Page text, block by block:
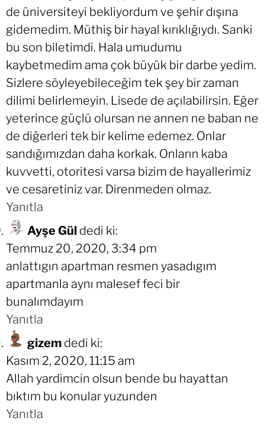
de üniversiteyi bekliyordum ve şehir dışına
gidemedim. Müthiş bir hayal kırıklığıydı. Sanki
bu son biletimdi. Hala umudumu
kaybetmedim ama çok büyük bir darbe yedim.
Sizlere söyleyebileceğim tek şey bir zaman
dilimi belirlemeyin. Lisede de açılabilirsin. Eğer
yeterince güçlü olursan ne annen ne baban ne
de diğerleri tek bir kelime edemez. Onlar
sandığımızdan daha korkak. Onların kaba
kuvvetti, otoritesi varsa bizim de hayallerimiz
ve cesaretiniz var. Direnmeden olmaz.
Yanıtla
Ayşe Gül dedi ki:
Temmuz 20, 2020, 3:34 pm
anlattıgın apartman resmen yasadıgım
apartmanla aynı malesef feci bir
bunalımdayım
Yanıtla
gizem dedi ki:
Kasım 2, 2020, 11:15 am
Allah yardimcin olsun bende bu hayattan
bıktım bu konular yuzunden
Yanıtla